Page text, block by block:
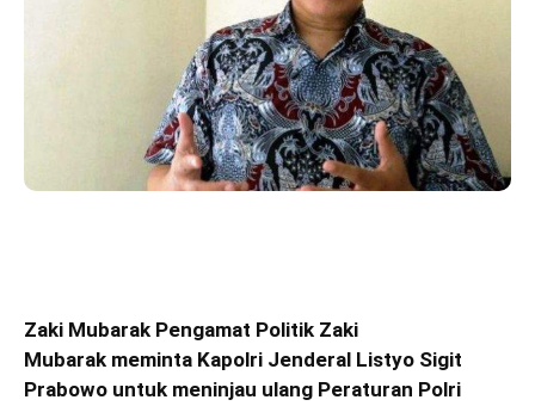
Zaki Mubarak Pengamat Politik Zaki
Mubarak meminta Kapolri Jenderal Listyo Sigit
Prabowo untuk meninjau ulang Peraturan Polri